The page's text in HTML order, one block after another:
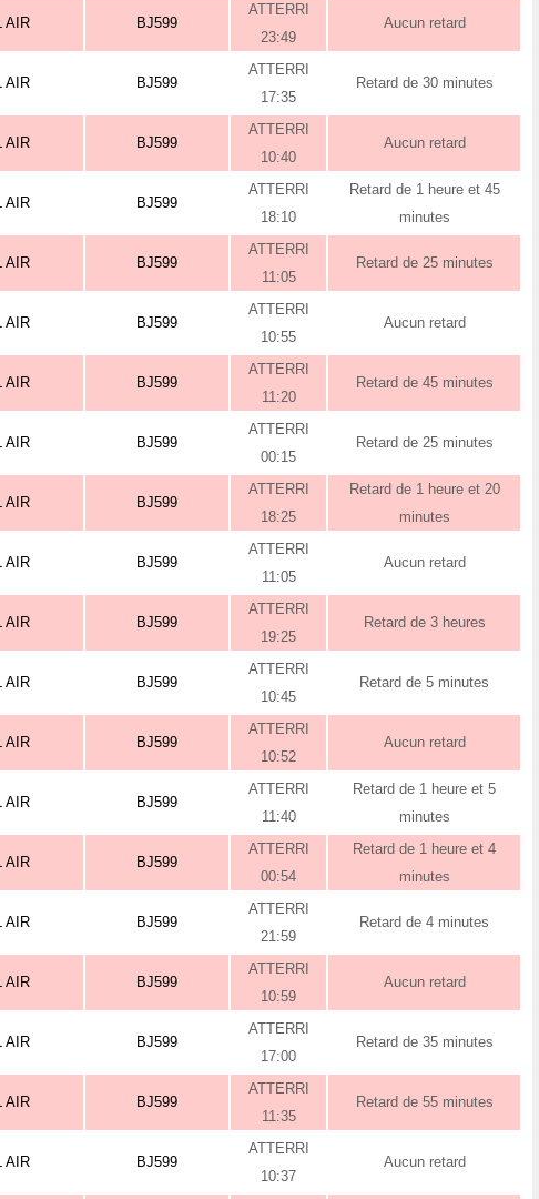
AIR BJ599
ATTERRI
23:49
Aucun retard
AIR BJ599
ATTERRI
17:35
Retard de 30 minutes
AIR BJ599
ATTERRI
10:40
Aucun retard
AIR BJ599
ATTERRI
18:10
Retard de 1 heure et 45
minutes
AIR BJ599
ATTERRI
11:05
Retard de 25 minutes
AIR BJ599
ATTERRI
10:55
Aucun retard
AIR BJ599
ATTERRI
11:20
Retard de 45 minutes
AIR BJ599
ATTERRI
00:15
Retard de 25 minutes
AIR BJ599
ATTERRI
18:25
Retard de 1 heure et 20
minutes
AIR BJ599
ATTERRI
11:05
Aucun retard
AIR BJ599
ATTERRI
19:25
Retard de 3 heures
AIR BJ599
ATTERRI
10:45
Retard de 5 minutes
AIR BJ599
ATTERRI
10:52
Aucun retard
AIR BJ599
ATTERRI
11:40
Retard de 1 heure et 5
minutes
AIR BJ599
ATTERRI
00:54
Retard de 1 heure et 4
minutes
AIR BJ599
ATTERRI
21:59
Retard de 4 minutes
AIR BJ599
ATTERRI
10:59
Aucun retard
AIR BJ599
ATTERRI
17:00
Retard de 35 minutes
AIR BJ599
ATTERRI
11:35
Retard de 55 minutes
AIR BJ599
ATTERRI
10:37
Aucun retard